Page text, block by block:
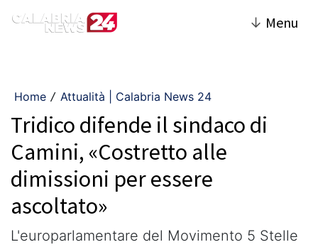
↓ Menu
Home / Attualità | Calabria News 24
Tridico difende il sindaco di
Camini, «Costretto alle
dimissioni per essere
ascoltato»
L'europarlamentare del Movimento 5 Stelle